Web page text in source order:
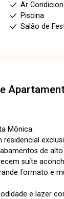
Ar
Piscina
Salão de
Mônica.
residencial
de
suíte
formato e
e lazer